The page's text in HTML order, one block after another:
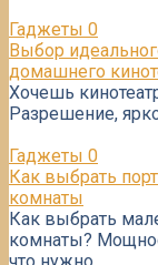
Гаджеты 0
Выбор
домашнего
Хочешь
Разрешение,
Гаджеты 0
Как выбрать
комнаты
Как выбрать
комнаты?